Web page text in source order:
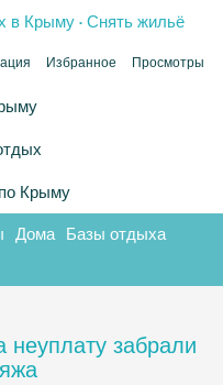
в Крыму .Снять жильё
Избранное Просмотры
Крыму
Дома Базы отдыха
неуплату забрали